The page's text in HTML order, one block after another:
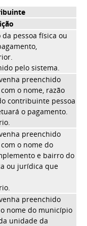
pessoa física ou
pelo sistema.
preenchido
o nome, razão
contribuinte pessoa
o pagamento.
preenchido
o nome do
e bairro do
ou jurídica que
preenchido
nome do município
unidade da